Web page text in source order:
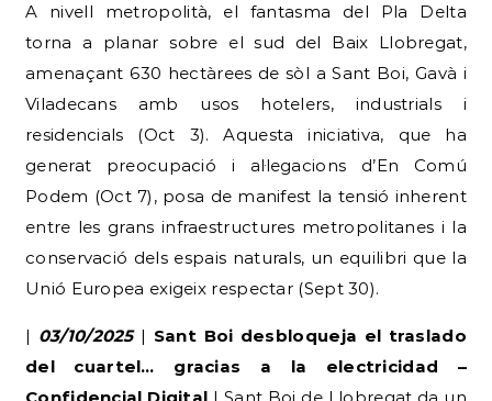
A nivell metropolità, el fantasma del Pla Delta
torna a planar sobre el sud del Baix Llobregat,
amenaçant 630 hectàrees de sòl a Sant Boi, Gavà i
Viladecans amb usos hotelers, industrials i
residencials (Oct 3). Aquesta iniciativa, que ha
generat preocupació i al·legacions d’En Comú
Podem (Oct 7), posa de manifest la tensió inherent
entre les grans infraestructures metropolitanes i la
conservació dels espais naturals, un equilibri que la
Unió Europea exigeix respectar (Sept 30).
| 03/10/2025| Sant Boi desbloqueja el traslado
del cuartel… gracias a la electricidad –